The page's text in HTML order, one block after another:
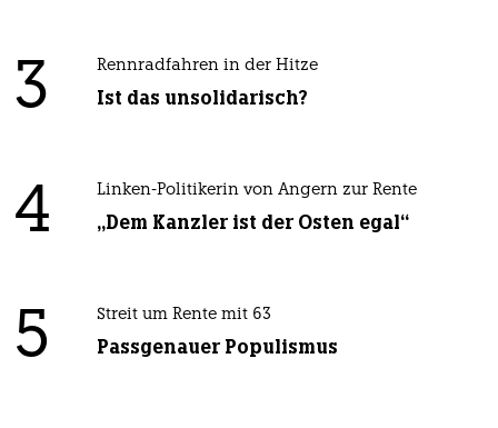
3 Rennradfahren in der Hitze
Ist das unsolidarisch?
4 Linken-Politikerin von Angern zur Rente
„Dem Kanzler ist der Osten egal“
5 Streit um Rente mit 63
Passgenauer Populismus